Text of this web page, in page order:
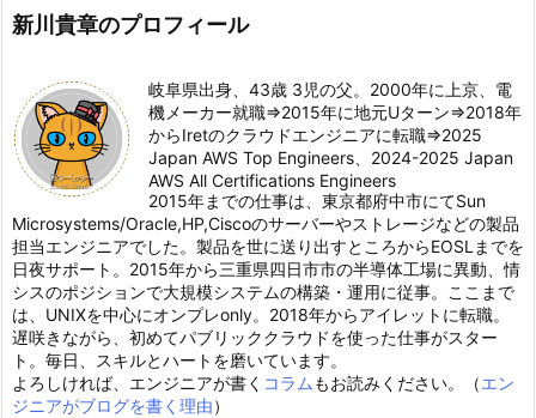
新川貴章のプロフィール
岐阜県出身、43歳 3児の父。2000年に上京、電
機メーカー就職⇒2015年に地元Uターン⇒2018年
からIretのクラウドエンジニアに転職⇒2025
Japan AWS Top Engineers、2024-2025 Japan
AWS All Certifications Engineers
2015年までの仕事は、東京都府中市にてSun
Microsystems/Oracle,HP,Ciscoのサーバーやストレージなどの製品
担当エンジニアでした。製品を世に送り出すところからEOSLまでを
日夜サポート。2015年から三重県四日市市の半導体工場に異動、情
シスのポジションで大規模システムの構築・運用に従事。ここまで
は、UNIXを中心にオンプレonly。2018年からアイレットに転職。
遅咲きながら、初めてパブリッククラウドを使った仕事がスター
ト。毎日、スキルとハートを磨いています。
よろしければ、エンジニアが書く コラム もお読みください。（エン
ジニアがブログを書く理由）